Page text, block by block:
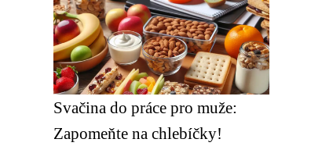
Svačina do práce pro muže:
Zapomeňte na chlebíčky!